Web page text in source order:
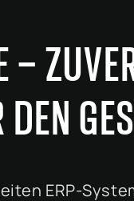
–
ERP-